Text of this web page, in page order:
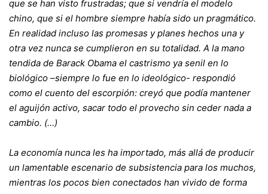
que se han visto frustradas; que si vendría el modelo
chino, que si el hombre siempre había sido un pragmático.
En realidad incluso las promesas y planes hechos una y
otra vez nunca se cumplieron en su totalidad. A la mano
tendida de Barack Obama el castrismo ya senil en lo
biológico –siempre lo fue en lo ideológico- respondió
como el cuento del escorpión: creyó que podía mantener
el aguijón activo, sacar todo el provecho sin ceder nada a
cambio. (…)
La economía nunca les ha importado, más allá de producir
un lamentable escenario de subsistencia para los muchos,
mientras los pocos bien conectados han vivido de forma